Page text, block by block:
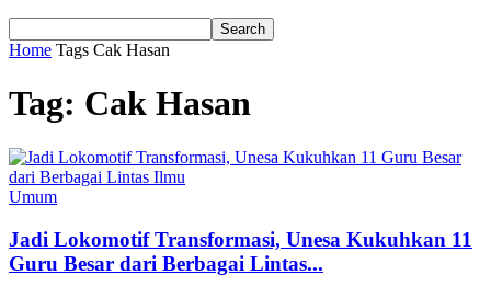
Home Tags Cak Hasan
Tag: Cak Hasan
Umum
Jadi Lokomotif Transformasi, Unesa Kukuhkan 11
Guru Besar dari Berbagai Lintas...